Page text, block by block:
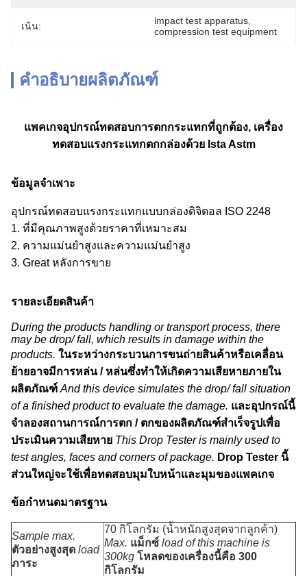
เน้น: impact test apparatus
compression test equipment
คำอธิบายผลิตภัณฑ์
แพคเกจอุปกรณ์ทดสอบการตกกระแทกที่ถูกต้อง, เครื่อง
ทดสอบแรงกระแทกตกกล่องด้วย Ista Astm
ข้อมูลจำเพาะ
อุปกรณ์ทดสอบแรงกระแทกแบบกล่องดิจิตอล ISO 2248
1. ที่มีคุณภาพสูงด้วยราคาที่เหมาะสม
2. ความแม่นยำสูงและความแม่นยำสูง
3. Great หลังการขาย
รายละเอียดสินค้า
During the products handling or transport process, there
may be drop/ fall, which results in damage within the
products. ในระหว่างกระบวนการขนถ่ายสินค้าหรือเคลื่อน
ย้ายอาจมีการหล่น / หล่นซึ่งทำให้เกิดความเสียหายภายใน
ผลิตภัณฑ์ And this device simulates the drop/ fall situation
of a finished product to evaluate the damage. และอุปกรณ์นี้
จำลองสถานการณ์การตก / ตกของผลิตภัณฑ์สำเร็จรูปเพื่อ
ประเมินความเสียหาย This Drop Tester is mainly used to
test angles, faces and corners of package. Drop Tester นี้
ส่วนใหญ่จะใช้เพื่อทดสอบมุมใบหน้าและมุมของแพคเกจ
ข้อกำหนดมาตรฐาน
Sample max.
ตัวอย่างสูงสุด load
ภาระ
70 กิโลกรัม (น้ำหนักสูงสุดจากลูกค้า)
Max. แม็กซ์ load of this machine is
300kg โหลดของเครื่องนี้คือ 300
กิโลกรัม